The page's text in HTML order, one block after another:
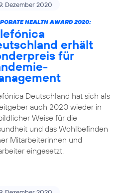
Dezember 2020
HEALTH AWARD 2020:
erhält
für
Deutschland hat sich als
auch 2020 wieder in
Weise für die
und das Wohlbefinden
Mitarbeiterinnen und
eingesetzt.